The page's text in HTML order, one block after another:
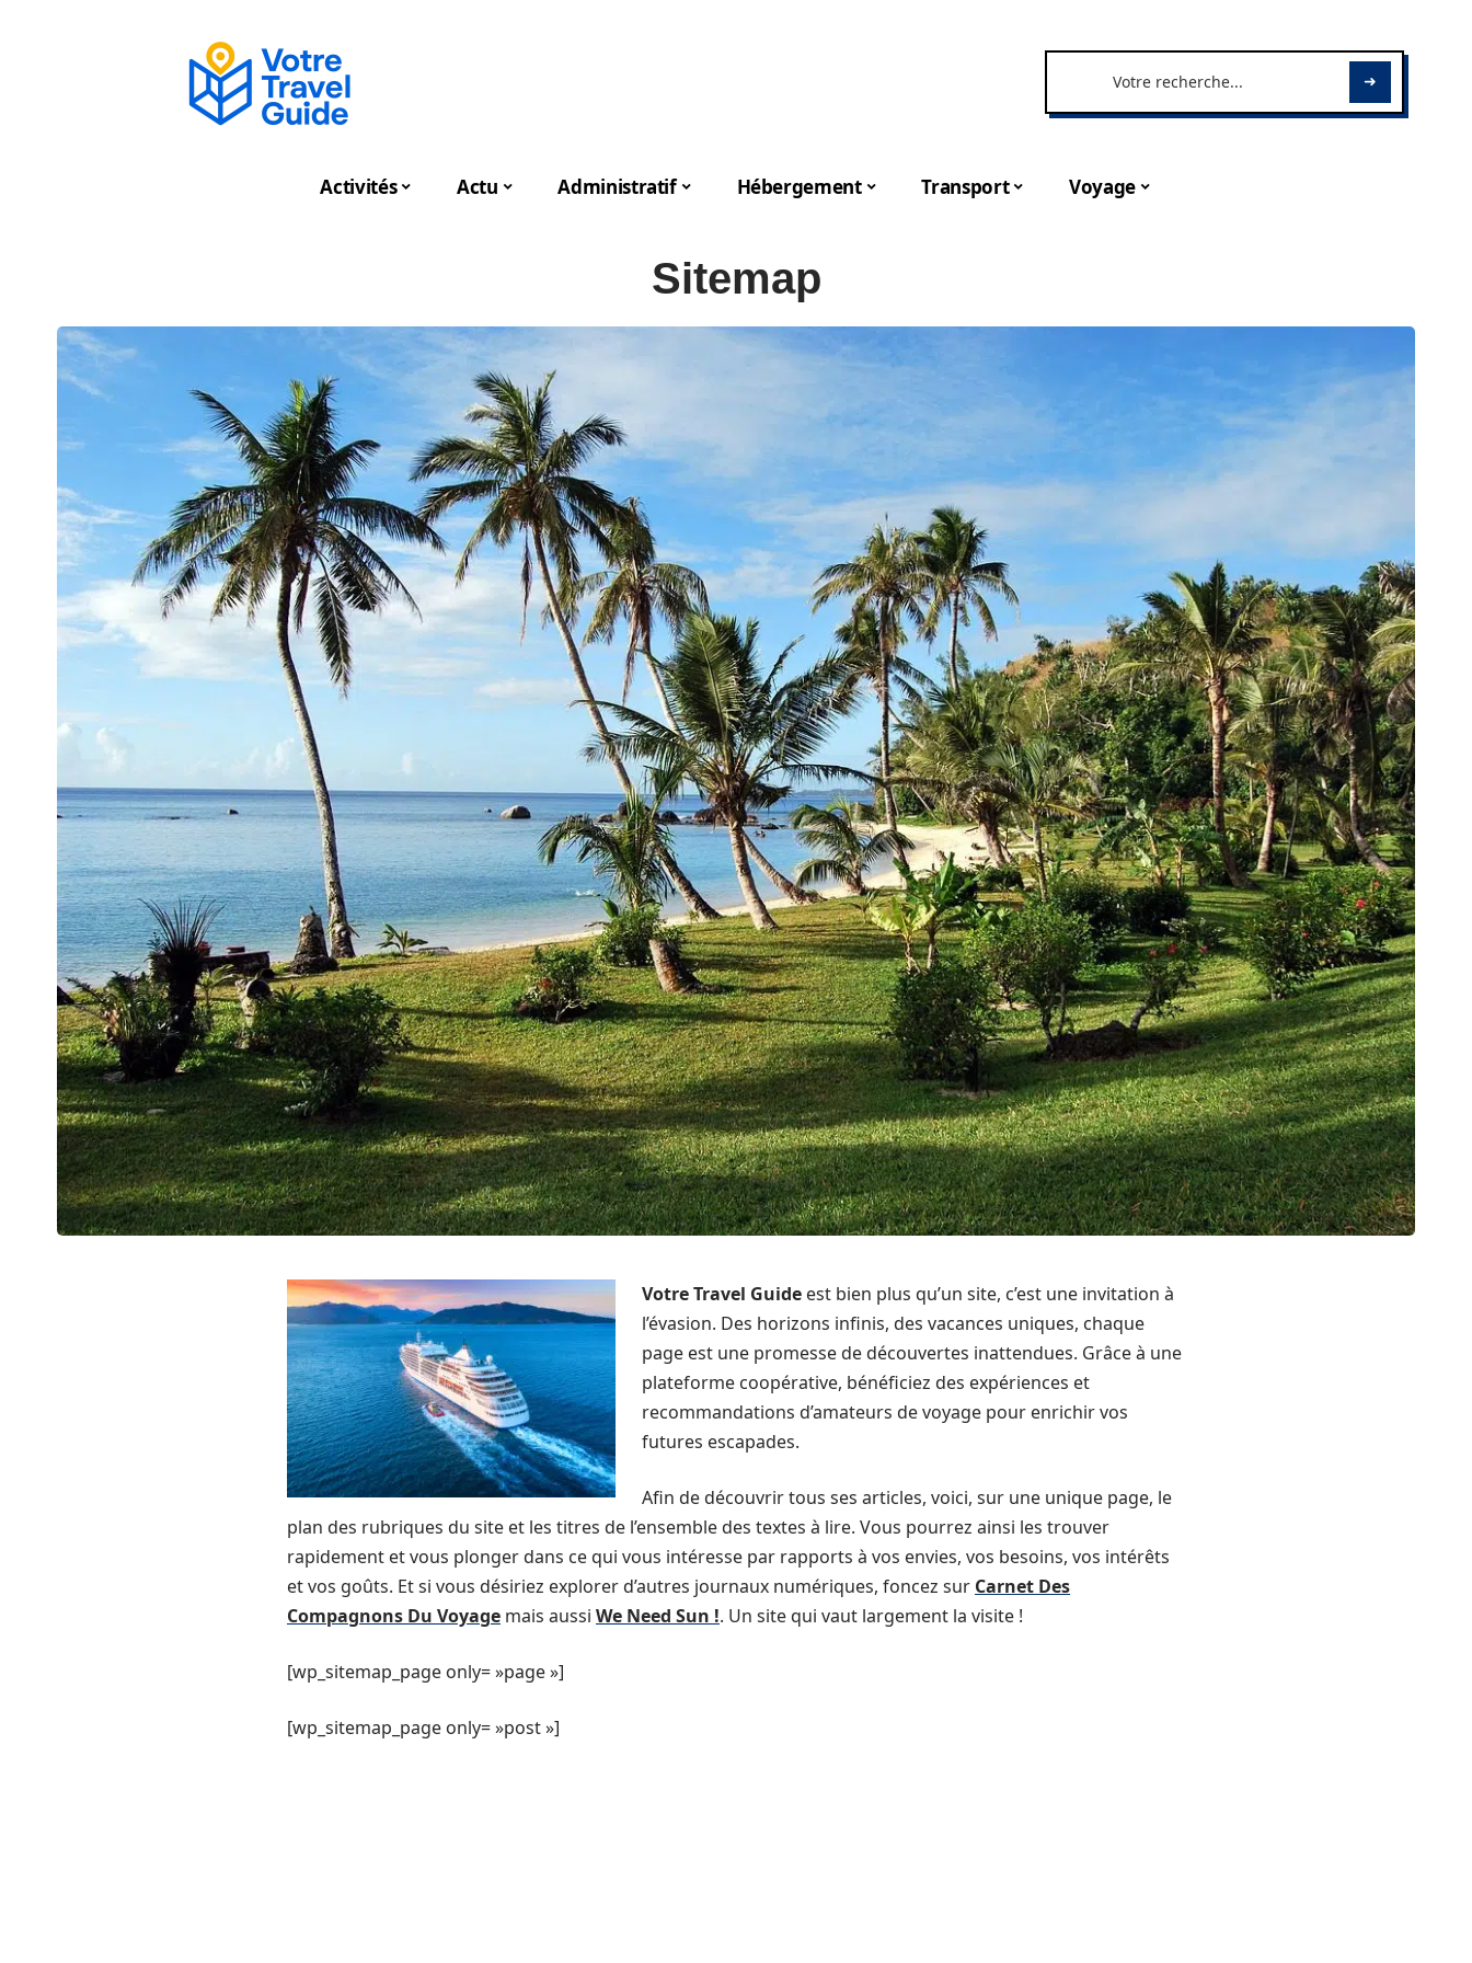
Activités Actu Administratif Hébergement Transport Voyage
Sitemap
Votre Travel Guide est bien plus qu’un site, c’est une invitation à
l’évasion. Des horizons infinis, des vacances uniques, chaque
page est une promesse de découvertes inattendues. Grâce à une
plateforme coopérative, bénéficiez des expériences et
recommandations d’amateurs de voyage pour enrichir vos
futures escapades.
Afin de découvrir tous ses articles, voici, sur une unique page, le
plan des rubriques du site et les titres de l’ensemble des textes à lire. Vous pourrez ainsi les trouver
rapidement et vous plonger dans ce qui vous intéresse par rapports à vos envies, vos besoins, vos intérêts
et vos goûts. Et si vous désiriez explorer d’autres journaux numériques, foncez sur Carnet Des
Compagnons Du Voyage mais aussi We Need Sun !. Un site qui vaut largement la visite !
[wp_sitemap_page only= »page »]
[wp_sitemap_page only= »post »]